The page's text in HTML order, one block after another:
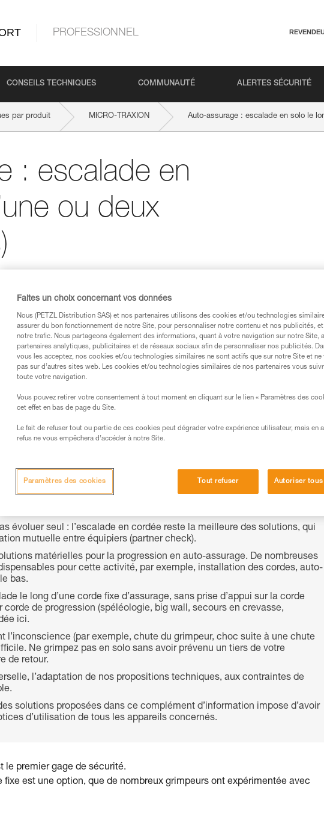
PROFESSIONNEL
CONSEILS TECHNIQUES COMMUNAUTÉ ALERTES SÉCURITÉ
par produit MICRO-TRAXION Auto-assurage : escalade en solo le
: escalade en
ou deux
techniques des produits utilisés dans ce conseil avant de le
les informations de la notice technique pour pouvoir
une formation et un entraînement spécifique. Validez avec
à refaire la manipulation, seul, en toute sécurité, avant de la
techniques liées à votre activité. Il peut en exister d’autres que
est le premier gage de sécurité.
évoluer seul : l’escalade en cordée reste la meilleure des solutions, qui
mutuelle entre équipiers (partner check).
matérielles pour la progression en auto-assurage. De nombreuses
pour cette activité, par exemple, installation des cordes, auto-
bas.
le long d’une corde fixe d’assurage, sans prise d’appui sur la corde
corde de progression (spéléologie, big wall, secours en crevasse,
ici.
l’inconscience (par exemple, chute du grimpeur, choc suite à une chute
Ne grimpez pas en solo sans avoir prévenu un tiers de votre
de retour.
l’adaptation de nos propositions techniques, aux contraintes de
solutions proposées dans ce complément d’information impose d’avoir
d’utilisation de tous les appareils concernés.
le premier gage de sécurité.
fixe est une option, que de nombreux grimpeurs ont expérimentée avec
Faites un choix concernant vos données
Nous (PETZL Distribution SAS) et nos partenaires utilisons des cookies et/ou technologies
assurer du bon fonctionnement de notre Site, pour personnaliser notre contenu et nos publicités,
notre trafic. Nous partageons également des informations, quant à votre navigation sur notre Site,
partenaires analytiques, publicitaires et de réseaux sociaux afin de personnaliser nos publicités.
vous les acceptez, nos cookies et/ou technologies similaires ne sont actifs que sur notre Site et ne
pas sur d’autres sites web. Les cookies et/ou technologies similaires de nos partenaires vous
toute votre navigation.
Vous pouvez retirer votre consentement à tout moment en cliquant sur le lien « Paramètres des
cet effet en bas de page du Site.
Le fait de refuser tout ou partie de ces cookies peut dégrader votre expérience utilisateur, mais en
refus ne vous empêchera d’accéder à notre Site.
Tout refuser Autoriser
Paramètres des cookies